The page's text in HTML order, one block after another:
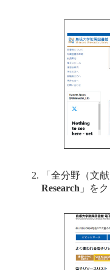
「全分野（文
Research 」を